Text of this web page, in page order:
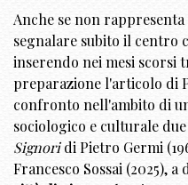
Anche se non
segnalare subito il centro
inserendo nei mesi scorsi
preparazione l'articolo di
confronto nell'ambito di
sociologico e culturale
Signoridi Pietro Germi
Francesco Sossai (2025),